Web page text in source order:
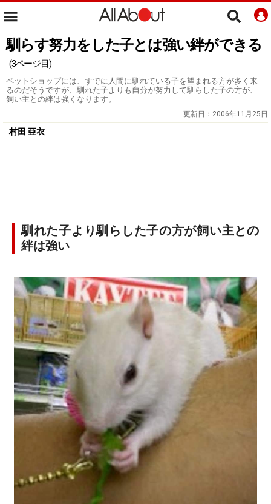
馴らす努力をした子とは強い絆ができる
(3ページ目)
ペットショップには、すでに人間に馴れている子を望まれる方が多く来
るのだそうですが、馴れた子よりも自分が努力して馴らした子の方が、
飼い主との絆は強くなります。
更新日： 2006年11月25日
村田 亜衣
馴れた子より馴らした子の方が飼い主との
絆は強い